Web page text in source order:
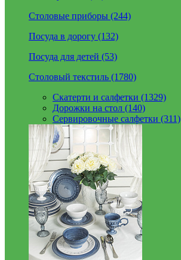
Столовые приборы (244)
Посуда в дорогу (132)
Посуда для детей (53)
Столовый текстиль (1780)
Скатерти и салфетки (1329)
Дорожки на стол (140)
Сервировочные салфетки (311)